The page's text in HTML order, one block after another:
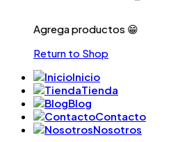
Agrega productos 😁
Return to Shop
Inicio
Tienda
Blog
Contacto
Nosotros